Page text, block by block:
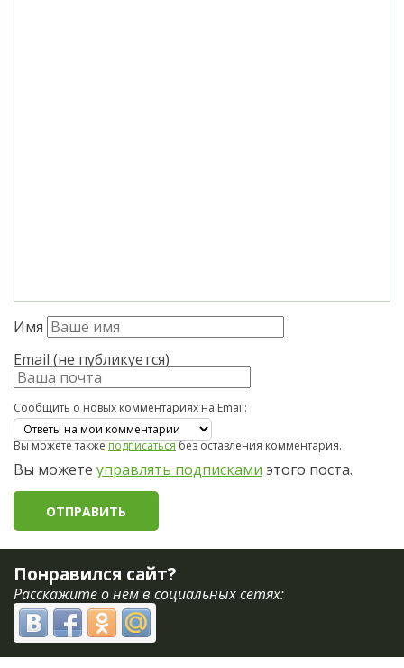
Имя
Email (не публикуется)
Сообщить о новых комментариях на Email:
Вы можете такжеподписатьсябез оставления комментария.
Вы можете управлять подписками этого поста.
Понравился сайт?
Расскажите о нём в социальных сетях: